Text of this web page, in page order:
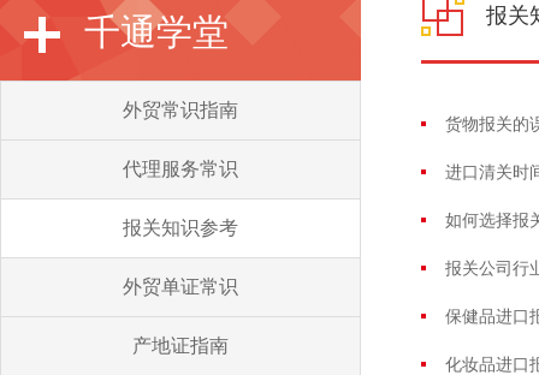
千通学堂
外贸常识指南
代理服务常识
报关知识参考
外贸单证常识
产地证指南
报关
货物报关的
进口清关时
如何选择报
报关公司行
保健品进口
化妆品进口